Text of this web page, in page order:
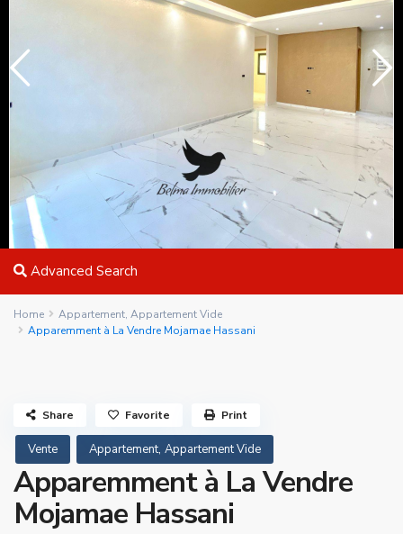
Advanced Search
Home Appartement, Appartement Vide
Apparemment à La Vendre Mojamae Hassani
Vente Appartement, Appartement Vide
Apparemment à La Vendre
Mojamae Hassani
Share Favorite Print